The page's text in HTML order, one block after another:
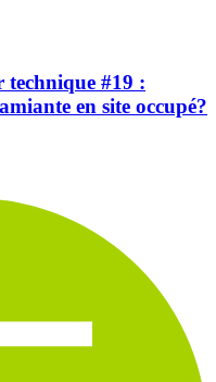
#19 :
en site occupé?